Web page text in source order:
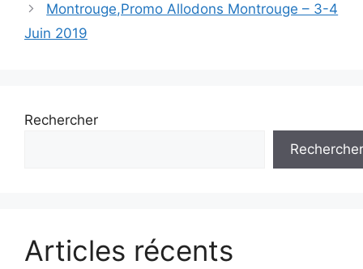
Montrouge,Promo Allodons Montrouge – 3-4
Juin 2019
Rechercher
Rechercher
Articles récents